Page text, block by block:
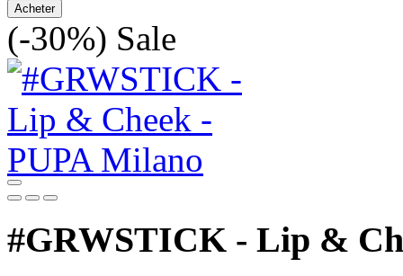
Acheter
(-30%) Sale
#GRWSTICK - Lip &